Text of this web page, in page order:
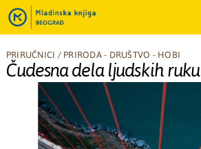
PRIRUČNICI / PRIRODA - DRUŠTVO - HOBI
Čudesna dela ljudskih ruku